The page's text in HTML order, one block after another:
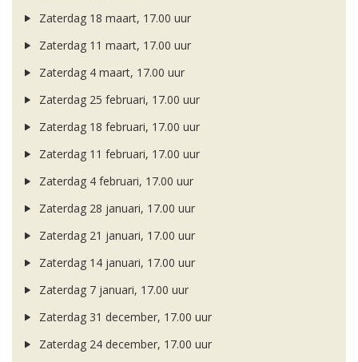
Zaterdag 18 maart, 17.00 uur
Zaterdag 11 maart, 17.00 uur
Zaterdag 4 maart, 17.00 uur
Zaterdag 25 februari, 17.00 uur
Zaterdag 18 februari, 17.00 uur
Zaterdag 11 februari, 17.00 uur
Zaterdag 4 februari, 17.00 uur
Zaterdag 28 januari, 17.00 uur
Zaterdag 21 januari, 17.00 uur
Zaterdag 14 januari, 17.00 uur
Zaterdag 7 januari, 17.00 uur
Zaterdag 31 december, 17.00 uur
Zaterdag 24 december, 17.00 uur